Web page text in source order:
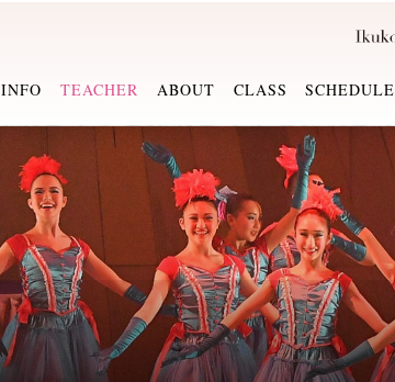
INFO TEACHER ABOUT CLASS SCHEDULE